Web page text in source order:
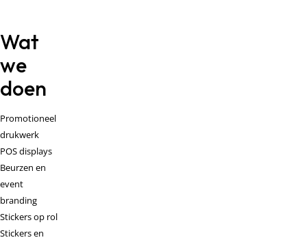
Wat
we
doen
Promotioneel
drukwerk
POS displays
Beurzen en
event
branding
Stickers op rol
Stickers en